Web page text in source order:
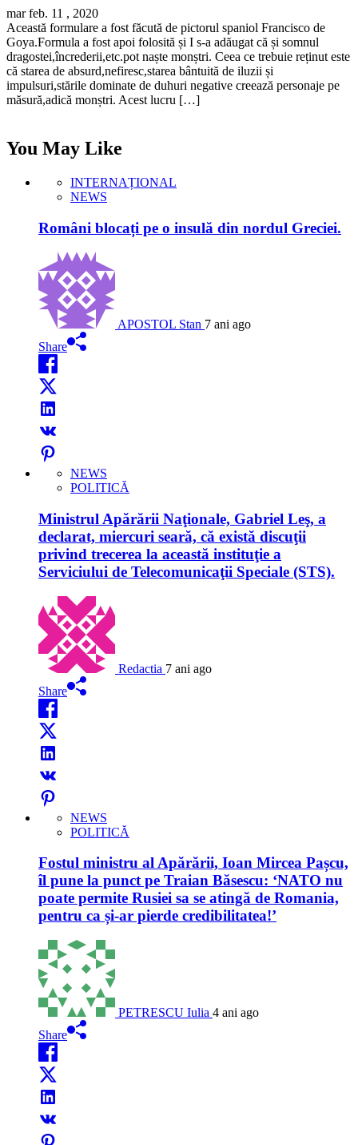
mar feb. 11 , 2020
Această formulare a fost făcută de pictorul spaniol Francisco de
Goya.Formula a fost apoi folosită și I s-a adăugat că și somnul
dragostei,încrederii,etc.pot naște monștri. Ceea ce trebuie reținut este
că starea de absurd,nefiresc,starea bântuită de iluzii și
impulsuri,stările dominate de duhuri negative creează personaje pe
măsură,adică monștri. Acest lucru […]
You May Like
INTERNAȚIONAL
NEWS
Români blocați pe o insulă din nordul Greciei.
APOSTOL Stan 7 ani ago
Share
NEWS
POLITICĂ
Ministrul Apărării Naţionale, Gabriel Leş, a
declarat, miercuri seară, că există discuţii
privind trecerea la această instituţie a
Serviciului de Telecomunicaţii Speciale (STS).
Redactia 7 ani ago
Share
NEWS
POLITICĂ
Fostul ministru al Apărării, Ioan Mircea Pașcu,
îl pune la punct pe Traian Băsescu: ‘NATO nu
poate permite Rusiei sa se atingă de Romania,
pentru ca și-ar pierde credibilitatea!’
PETRESCU Iulia 4 ani ago
Share